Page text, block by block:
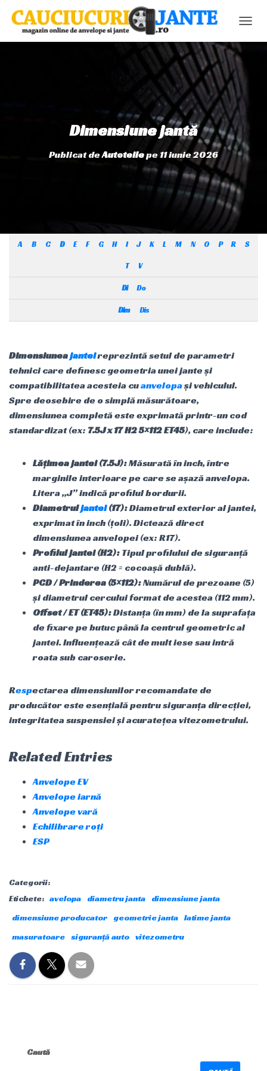
O
G
A
Dimensiune jantă
Publicat deAutoteilepe11 iunie 2026
A B C D E F G H I J K L M N O P R S
T V
Di Do
Dim Dis
Dimensiuneajanteireprezintă setul de parametri
tehnici care definesc geometria unei jante și
compatibilitatea acesteia cuanvelopași vehiculul.
Spre deosebire de o simplă măsurătoare,
dimensiunea completă este exprimată printr-un cod
standardizat (ex: 7.5J x 17 H2 5×112 ET45), care include:
Lățimea jantei (7.5J):Măsurată în inch, între
marginile interioare pe care se așază anvelopa.
Litera „J” indică profilul bordurii.
Diametruljantei(17):Diametrul exterior al jantei,
exprimat în inch (țoli). Dictează direct
dimensiunea anvelopei (ex: R17).
Profilul jantei (H2):Tipul profilului de siguranță
anti-dejantare (H2 = cocoașă dublă).
PCD / Prinderea (5×112):Numărul de prezoane (5)
și diametrul cercului format de acestea (112 mm).
Offset / ET (ET45):Distanța (în mm) de la suprafața
de fixare pe butuc până la centrul geometric al
jantei. Influențează cât de mult iese sau intră
roata sub caroserie.
Respectarea dimensiunilor recomandate de
producător este esențială pentru siguranța direcției,
integritatea suspensiei și acuratețea vitezometrului.
Related Entries
Anvelope EV
Anvelope iarnă
Anvelope vară
Echilibrare roți
ESP
Categorii:
Etichete: avelopa diametru janta
dimensiune janta
dimensiune producator
geometrie janta latime janta
masuratoare siguranță auto vitezometru
Caută